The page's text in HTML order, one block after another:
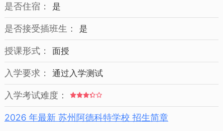
是否住宿： 是
是否接受插班生： 是
授课形式： 面授
入学要求： 通过入学测试
入学考试难度：
2026 年最新 苏州阿德科特学校 招生简章